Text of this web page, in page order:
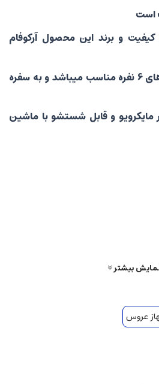
است
و برند این محصول آرکوفام
این سرویس برای جمع های 6 نفره مناسب میباشد و به سفره
مایکرویو و قابل شستشو با ماشین
بیشتر
عروس